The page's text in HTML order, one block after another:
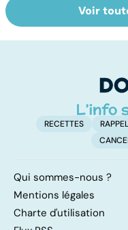
Tout savoir sur le
cancer de la
Voir
RECETTES
Qui sommes-nous ?
Mentions légales
Charte d'utilisation